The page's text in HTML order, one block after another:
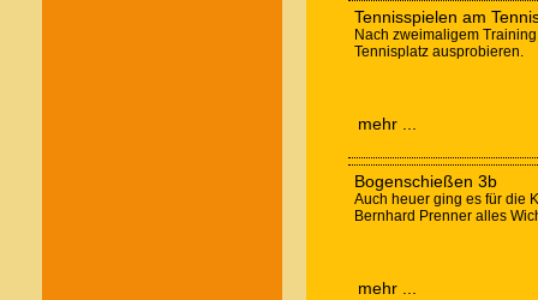
Tennisspielen am
Nach zweimaligem
Tennisplatz ausprobieren.
mehr ...
Bogenschießen 3b
Auch heuer ging es für die
Bernhard Prenner alles
mehr ...